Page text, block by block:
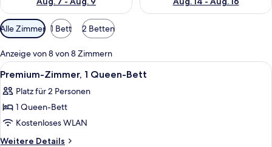
Verfügbare
Filter
für
Zimmer
Alle Zimmer 1 Bett 2 Betten
Anzeige von 8 von 8 Zimmern
Alle
Fotos
für
Premium-
Zimmer,
1
Ein Hotelzimmer mit Duschkabine
12
Premium-Zimmer, 1 Queen-Bett
Platz für 2 Personen
1 Queen-Bett
Kostenloses WLAN
Weitere Details
Weitere